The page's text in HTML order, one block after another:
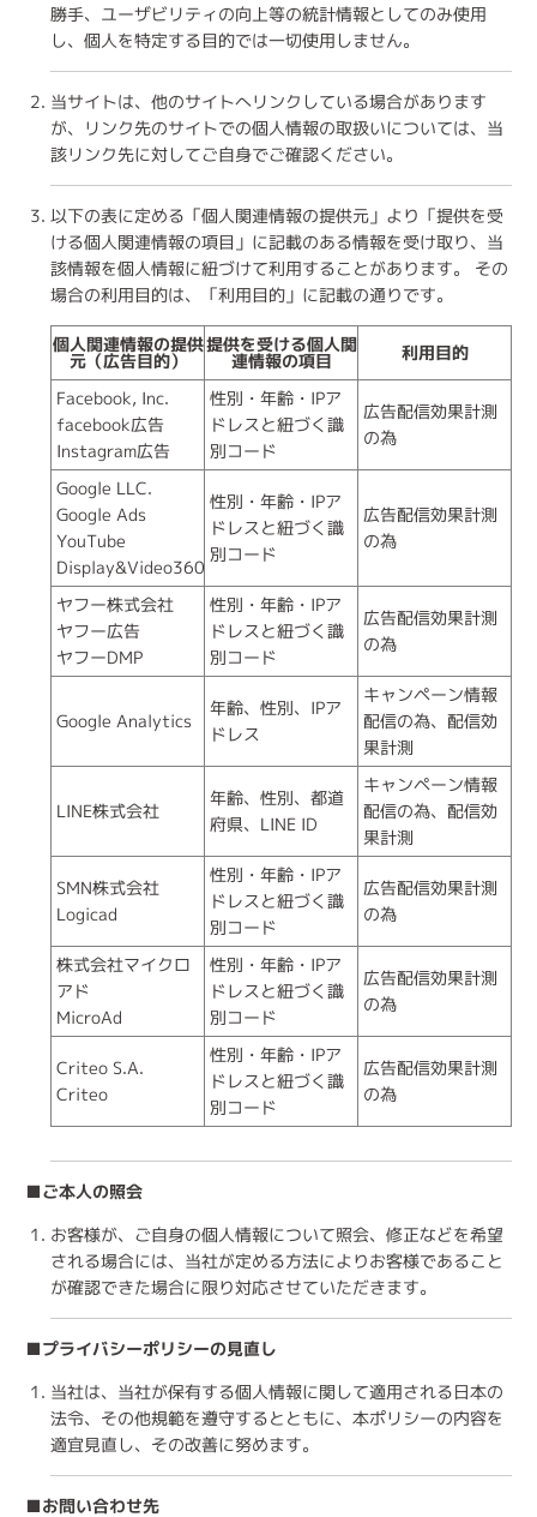
勝手、ユーザビリティの向上等の統計情報としてのみ使用
し、個人を特定する目的では一切使用しません。
当サイトは、他のサイトへリンクしている場合があります
が、リンク先のサイトでの個人情報の取扱いについては、当
該リンク先に対してご自身でご確認ください。
以下の表に定める「個人関連情報の提供元」より「提供を受
ける個人関連情報の項目」に記載のある情報を受け取り、当
該情報を個人情報に紐づけて利用することがあります。 その
場合の利用目的は、「利用目的」に記載の通りです。
個人関連情報の提供
元（広告目的）
提供を受ける個人関
連情報の項目
利用目的
Facebook, Inc.
facebook広告
Instagram広告
性別・年齢・IPア
ドレスと紐づく識
別コード
広告配信効果計測
の為
Google LLC.
Google Ads
YouTube
Display&Video360
性別・年齢・IPア
ドレスと紐づく識
別コード
広告配信効果計測
の為
ヤフー株式会社
ヤフー広告
ヤフーDMP
性別・年齢・IPア
ドレスと紐づく識
別コード
広告配信効果計測
の為
Google Analytics
年齢、性別、IPア
ドレス
キャンペーン情報
配信の為、配信効
果計測
LINE株式会社
年齢、性別、都道
府県、LINE ID
キャンペーン情報
配信の為、配信効
果計測
SMN株式会社
Logicad
性別・年齢・IPア
ドレスと紐づく識
別コード
広告配信効果計測
の為
株式会社マイクロ
アド
MicroAd
性別・年齢・IPア
ドレスと紐づく識
別コード
広告配信効果計測
の為
Criteo S.A.
Criteo
性別・年齢・IPア
ドレスと紐づく識
別コード
広告配信効果計測
の為
■ご本人の照会
お客様が、ご自身の個人情報について照会、修正などを希望
される場合には、当社が定める方法によりお客様であること
が確認できた場合に限り対応させていただきます。
■プライバシーポリシーの見直し
当社は、当社が保有する個人情報に関して適用される日本の
法令、その他規範を遵守するとともに、本ポリシーの内容を
適宜見直し、その改善に努めます。
■お問い合わせ先